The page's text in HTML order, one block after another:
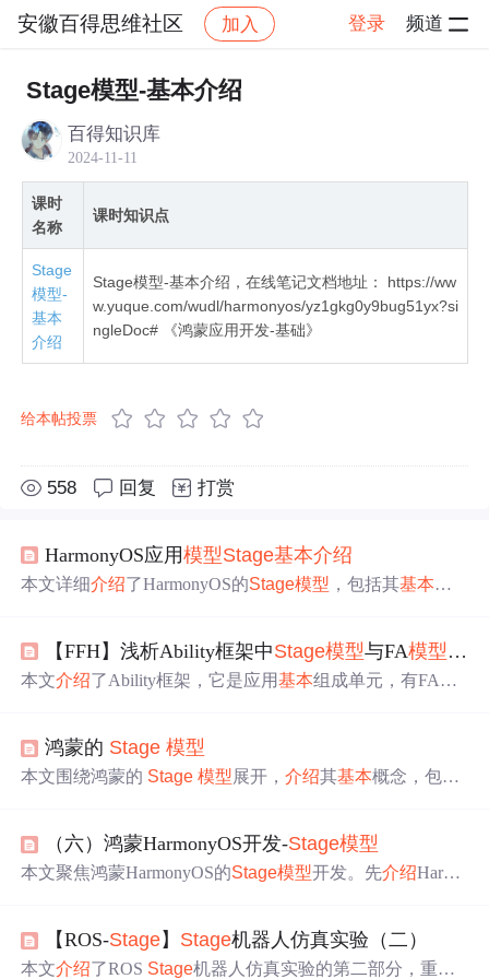
安徽百得思维社区 加入 登录 频道
社区 安徽百得思维社区
Stage模型-基本介绍
百得知识库
2024-11-11
课时
名称
课时知识点
Stage
模型-
基本
介绍
Stage模型-基本介绍，在线笔记文档地址： https://ww
w.yuque.com/wudl/harmonyos/yz1gkg0y9bug51yx?si
ngleDoc# 《鸿蒙应用开发-基础》
给本帖投票
558 回复 打赏
HarmonyOS应用模型Stage基本介绍
本文详细介绍了HarmonyOS的Stage模型 ，包括其基本概
理
Stage模型 的应用组件及资源管理策略。
【FFH】浅析Ability框架中Stage模型与FA模型 的
本文介绍了Ability框架，它是应用基本组成单元，有FA和
程、生命周期和组件方面的差异，如进程中JS VM引擎使
用不同，生命周期Stage模型实现解耦，组件上Stage模型
鸿蒙的 Stage 模型
本文围绕鸿蒙的 Stage 模型展开，介绍其基本概念，包括
页面指定和上下文信息获取。Stage 模型为开发者构建分
布式应用提供高效灵活方式。
（六）鸿蒙HarmonyOS开发-Stage模型
本文聚焦鸿蒙HarmonyOS的Stage模型开发。先介绍Harmo
括生命周期、启动模式、基本 用法、与UI的数据同步，还
介绍了组件间交互的信息传递载体Want。
【ROS-Stage】 Stage机器人仿真实验（二）
本文介绍了ROS Stage机器人仿真实验的第二部分，重点